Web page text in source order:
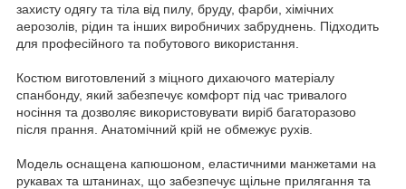
захисту одягу та тіла від пилу, бруду, фарби, хімічних
аерозолів, рідин та інших виробничих забруднень. Підходить
для професійного та побутового використання.
Костюм виготовлений з міцного дихаючого матеріалу
спанбонду, який забезпечує комфорт під час тривалого
носіння та дозволяє використовувати виріб багаторазово
після прання. Анатомічний крій не обмежує рухів.
Модель оснащена капюшоном, еластичними манжетами на
рукавах та штанинах, що забезпечує щільне прилягання та